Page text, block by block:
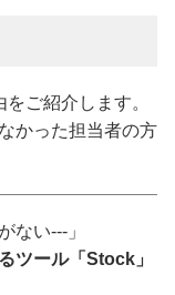
ご紹介します。
かった担当者の方
ない---」
ツール「Stock」